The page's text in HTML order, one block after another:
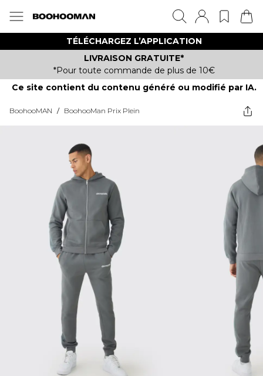
TÉLÉCHARGEZ L’APPLICATION
LIVRAISON GRATUITE*
*Pour toute commande de plus de 10€
Ce site contient du contenu généré ou modifié par IA.
BoohooMAN / BoohooMan Prix Plein